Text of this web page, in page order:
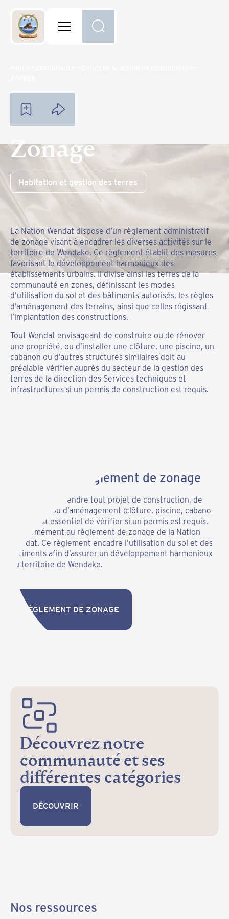
Zonage
Habitation et gestion des terres
La Nation Wendat dispose d’un règlement administratif
de zonage visant à encadrer les diverses activités sur le
territoire de Wendake. Ce règlement établit des mesures
favorisant le développement harmonieux des
établissements urbains. Il divise ainsi les terres de la
communauté en zones, définissant les modes
d’utilisation du sol et des bâtiments autorisés, les règles
d’aménagement des terrains, ainsi que celles régissant
l’implantation des constructions.
Tout Wendat envisageant de construire ou de rénover
une propriété, ou d’installer une clôture, une piscine, un
cabanon ou d’autres structures similaires doit au
préalable vérifier auprès du secteur de la gestion des
terres de la direction des Services techniques et
infrastructures si un permis de construction est requis.
Consulter le règlement de zonage
Avant d’entreprendre tout projet de construction, de
rénovation ou d’aménagement (clôture, piscine, cabanon,
etc.), il est essentiel de vérifier si un permis est requis,
conformément au règlement de zonage de la Nation
Wendat. Ce règlement encadre l’utilisation du sol et des
bâtiments afin d’assurer un développement harmonieux
du territoire de Wendake.
RÈGLEMENT DE ZONAGE
RÈGLEMENT DE ZONAGE
Découvrez notre
communauté et ses
différentes catégories
DÉCOUVRIR
DÉCOUVRIR
Nos ressources